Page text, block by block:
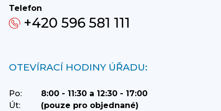
Telefon
+420 596 581 111
OTEVÍRACÍ HODINY ÚŘADU:
Po:
8:00 - 11:30 a 12:30 - 17:00
Út:
(pouze pro objednané)